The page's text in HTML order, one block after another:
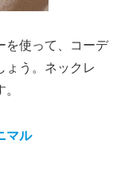
を使って、コーデ
ょう。ネックレ
マル